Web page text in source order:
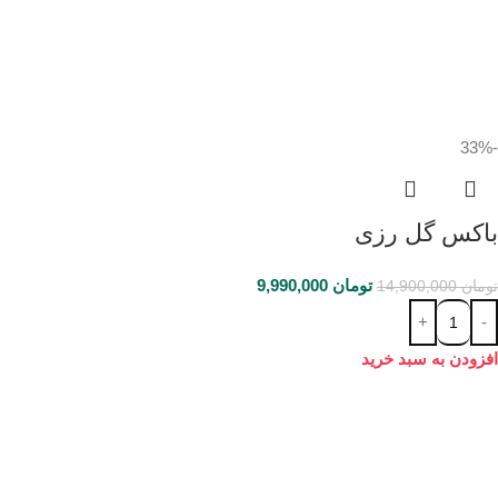
-33%
باکس گل رزی
تومان14,900,000 تومان
افزودن به سبد خرید